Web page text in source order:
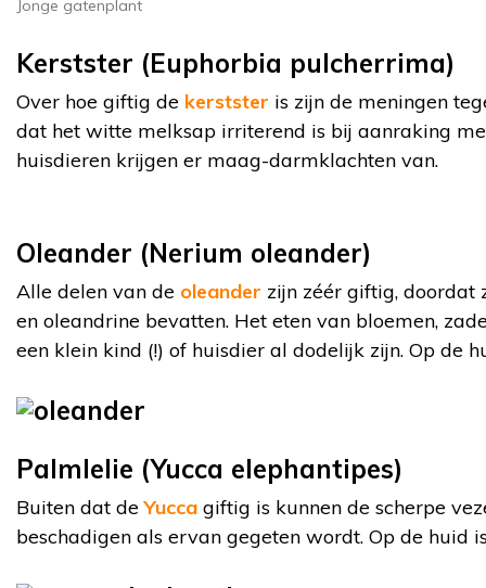
Jonge gatenplant
Kerstster (Euphorbia pulcherrima)
Over hoe giftig de kerstster is zijn de meningen
dat het witte melksap irriterend is bij aanraking
huisdieren krijgen er maag-darmklachten van.
Oleander (Nerium oleander)
Alle delen van de oleander zijn zéér giftig, doordat
en oleandrine bevatten. Het eten van bloemen,
een klein kind (!) of huisdier al dodelijk zijn. Op de
Palmlelie (Yucca elephantipes)
Buiten dat deYucca giftig is kunnen de scherpe
beschadigen als ervan gegeten wordt. Op de huid